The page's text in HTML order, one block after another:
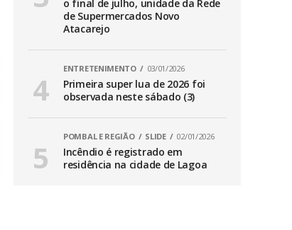
o final de julho, unidade da Rede
de Supermercados Novo
Atacarejo
ENTRETENIMENTO 03/01/2026
Primeira super lua de 2026 foi
observada neste sábado (3)
POMBAL E REGIÃO SLIDE 02/01/2026
Incêndio é registrado em
residência na cidade de Lagoa